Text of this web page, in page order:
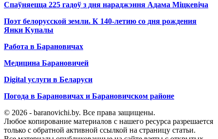
Спаўняецца 225 гадоў з дня нараджэння Адама Міцкевіча
Поэт белорусской земли. К 140-летию со дня рождения
Янки Купалы
Работа в Барановичах
Медицина Барановичей
Digital услуги в Беларуси
Погода в Барановичах и Барановичском районе
© 2026 - baranovichi.by. Все права защищены.
Любое копирование материалов с нашего ресурса разрешается
только с обратной активной ссылкой на страницу статьи.